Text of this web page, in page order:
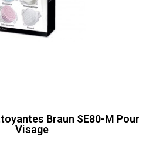
Braun SE80-M Pour
Visage